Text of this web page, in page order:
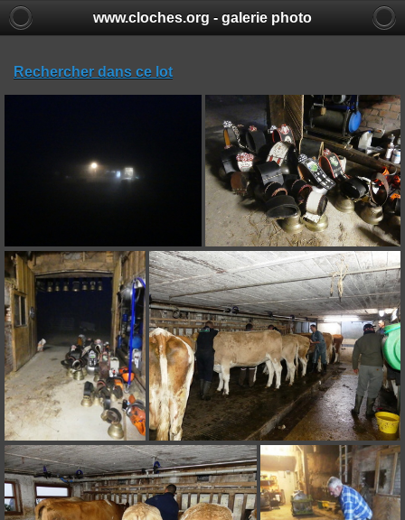
www.cloches.org - galerie photo
Rechercher dans ce lot